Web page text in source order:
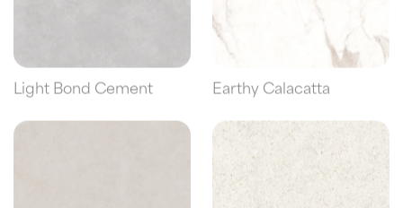
Earthy Calacatta